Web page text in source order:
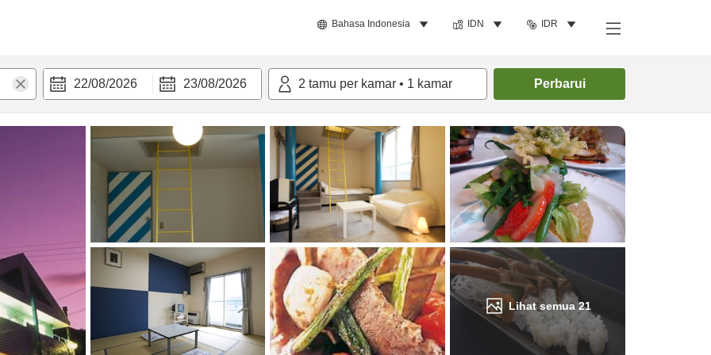
Bahasa Indonesia IDN IDR
22/08/2026 23/08/2026 2 tamu per kamar • 1 kamar Perbarui
Lihat semua21
Cari kamar